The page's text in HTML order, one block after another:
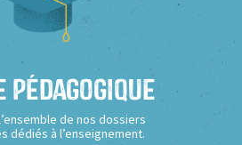
Pédagogique
de nos dossiers
dédiés à l’enseignement.